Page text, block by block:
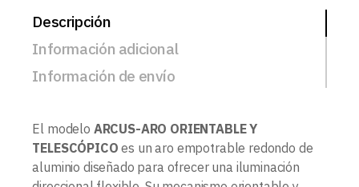
Descripción
Información adicional
Información de envío
El modelo ARCUS-ARO ORIENTABLE Y
TELESCÓPICO es un aro empotrable redondo de
aluminio diseñado para ofrecer una iluminación